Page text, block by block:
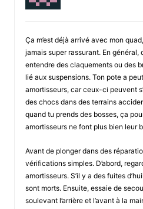
Ça m’est déjà arrivé avec mon
jamais super rassurant. En général,
entendre des claquements ou des
lié aux suspensions. Ton pote a
amortisseurs, car ceux-ci peuvent
des chocs dans des terrains
quand tu prends des bosses, ça
amortisseurs ne font plus bien leur
Avant de plonger dans des
vérifications simples. D’abord,
amortisseurs. S’il y a des fuites
sont morts. Ensuite, essaie de
soulevant l’arrière et l’avant à la